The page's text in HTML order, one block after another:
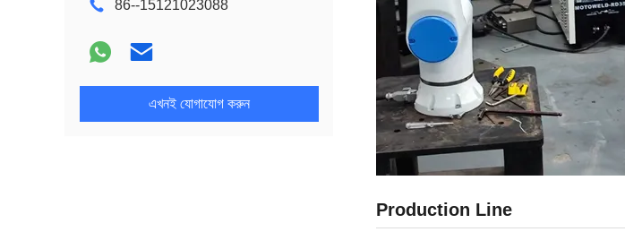
86--15121023088
এখনই যোগাযোগ করুন
Production Line